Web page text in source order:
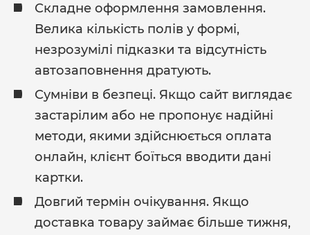
Складне оформлення замовлення.
Велика кількість полів у формі,
незрозумілі підказки та відсутність
автозаповнення дратують.
Сумніви в безпеці. Якщо сайт виглядає
застарілим або не пропонує надійні
методи, якими здійснюється оплата
онлайн, клієнт боїться вводити дані
картки.
Довгий термін очікування. Якщо
доставка товару займає більше тижня,